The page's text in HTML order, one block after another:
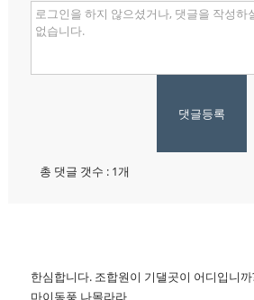
댓글등록
총 댓글 갯수 : 1개
한심합니다. 조합원이 기댈곳이 어디입니
마이동풍 나몰라라